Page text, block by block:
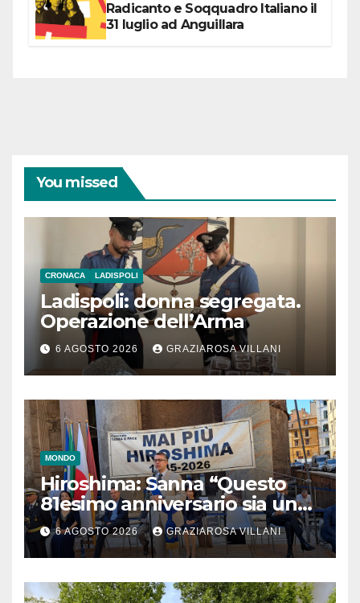
Radicanto e Soqquadro Italiano il
31 luglio ad Anguillara
You missed
CRONACA LADISPOLI
Ladispoli: donna segregata.
Operazione dell’Arma
6 AGOSTO 2026 GRAZIAROSA VILLANI
MONDO
Hiroshima: Sanna “Questo
81esimo anniversario sia un
monito per tutti”
6 AGOSTO 2026 GRAZIAROSA VILLANI